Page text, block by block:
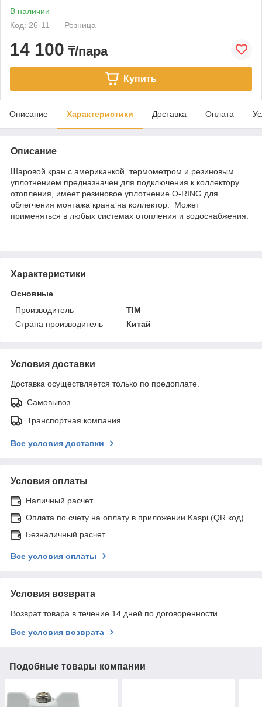
В наличии
Код: 26-11
Розница
14 100 ₸/пара
Купить
Описание Характеристики Доставка Оплата
Описание
Шаровой кран с американкой, термометром и резиновым
уплотнением предназначен для подключения к коллектору
отопления, имеет резиновое уплотнение O-RING для
облегчения монтажа крана на коллектор. Может
применяться в любых системах отопления и водоснабжения.
Характеристики
Основные
Производитель
TIM
Страна производитель
Китай
Условия доставки
Доставка осуществляется только по предоплате.
Самовывоз
Транспортная компания
Все условия доставки
Условия оплаты
Наличный расчет
Оплата по счету на оплату в приложении Kaspi (QR код)
Безналичный расчет
Все условия оплаты
Условия возврата
Возврат товара в течение 14 дней по договоренности
Все условия возврата
Подобные товары компании